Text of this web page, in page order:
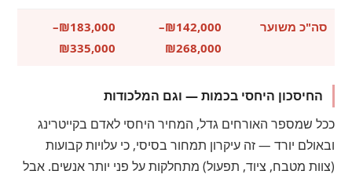
סה"כ משוער
₪142,000–
₪268,000
₪183,000–
₪335,000
החיסכון היחסי בכמות — וגם המלכודות
ככל שמספר האורחים גדל, המחיר היחסי לאדם בקייטרינג
ובאולם יורד — זה עיקרון תמחור בסיסי, כי עלויות קבועות
(צוות מטבח, ציוד, תפעול) מתחלקות על פני יותר אנשים. אבל